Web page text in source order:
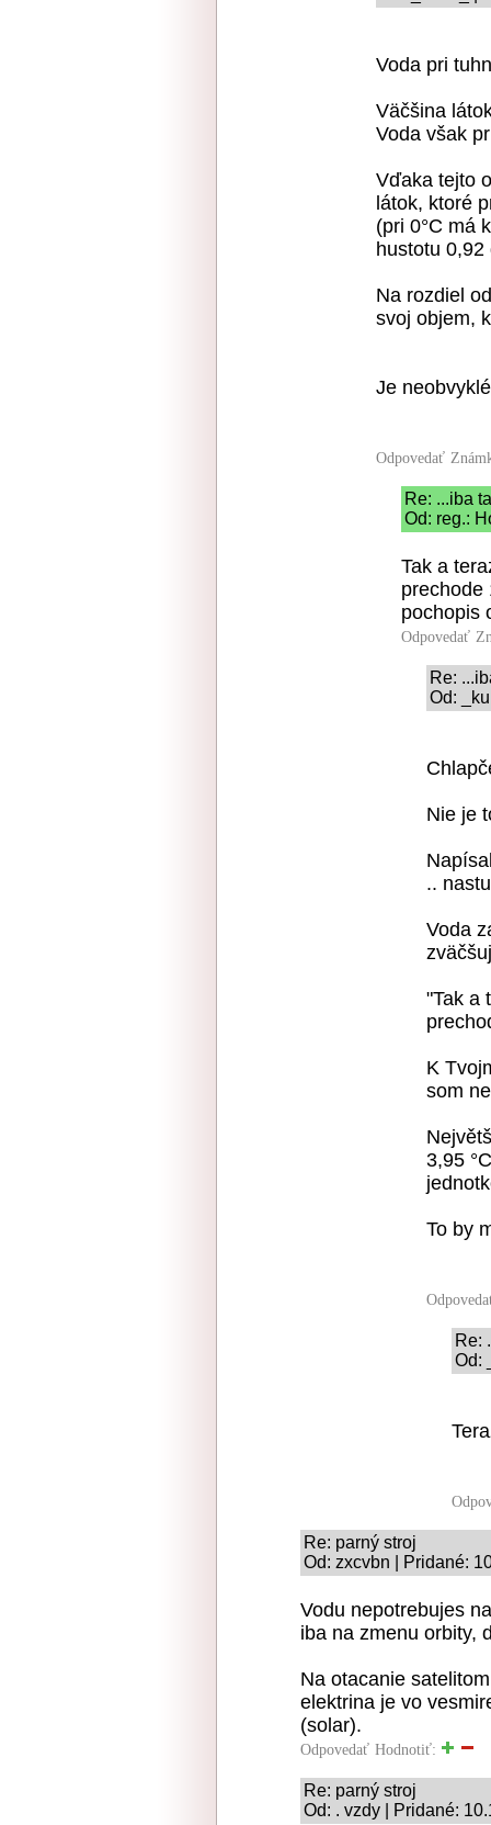
Voda pri
Väčšina
Voda však
Vďaka tejto
látok, ktoré
(pri 0°C má
hustotu 0,92
Na rozdiel
svoj objem,
Je
Odpovedať
Re: ...iba
Od: reg.:
Tak a
prechode
pochopis
Odpovedať
Re:
Od:
Nie je
..
Voda
"Tak a
K
som
3,95
To by
Re:
Od:
Re: parný stroj
Od: zxcvbn | Pridané:
Vodu nepotrebujes
iba na zmenu orbity,
Na otacanie
elektrina je vo
(solar).
Odpovedať Hodnotiť:
Re: parný stroj
Od: . vzdy | Pridané: